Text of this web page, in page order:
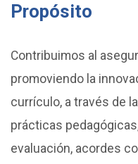
Propósito
Contribuimos al
promoviendo la
currículo, a través de
prácticas
evaluación, acordes